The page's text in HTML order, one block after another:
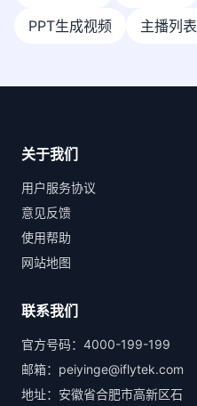
PPT生成视频
主播列表
关于我们
用户服务协议
意见反馈
使用帮助
网站地图
联系我们
官方号码：4000-199-199
邮箱：peiyinge@iflytek.com
地址：安徽省合肥市高新区石